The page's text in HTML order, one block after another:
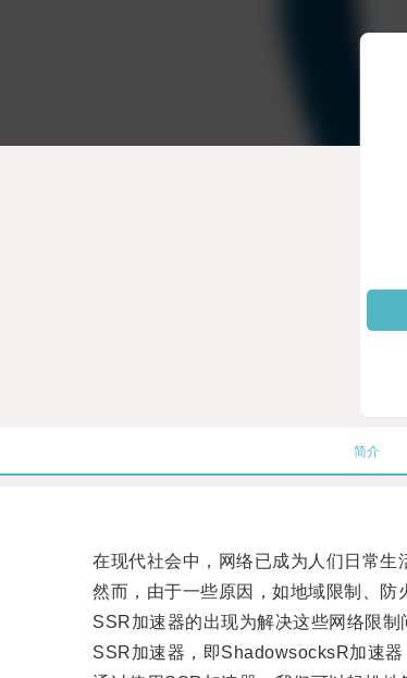
简介
在现代社会中，网络已成为人们日常生
然而，由于一些原因，如地域限制、防
SSR加速器的出现为解决这些网络限制
SSR加速器，即ShadowsocksR加速器